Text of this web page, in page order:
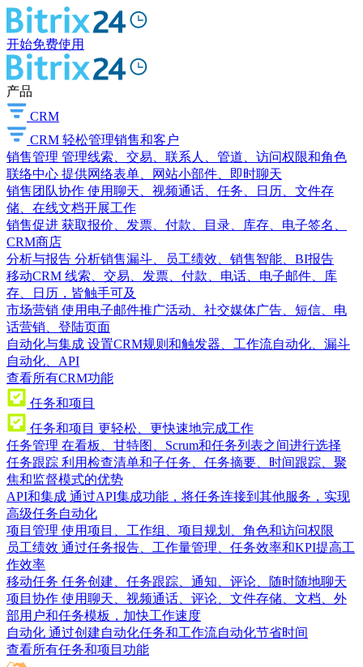
开始免费使用
产品
CRM
CRM 轻松管理销售和客户
销售管理 管理线索、交易、联系人、管道、访问权限和角色
联络中心 提供网络表单、网站小部件、即时聊天
销售团队协作 使用聊天、视频通话、任务、日历、文件存
储、在线文档开展工作
销售促进 获取报价、发票、付款、目录、库存、电子签名、
CRM商店
分析与报告 分析销售漏斗、员工绩效、销售智能、BI报告
移动CRM 线索、交易、发票、付款、电话、电子邮件、库
存、日历，皆触手可及
市场营销 使用电子邮件推广活动、社交媒体广告、短信、电
话营销、登陆页面
自动化与集成 设置CRM规则和触发器、工作流自动化、漏斗
自动化、API
查看所有CRM功能
任务和项目
任务和项目 更轻松、更快速地完成工作
任务管理 在看板、甘特图、Scrum和任务列表之间进行选择
任务跟踪 利用检查清单和子任务、任务摘要、时间跟踪、聚
焦和监督模式的优势
API和集成 通过API集成功能，将任务连接到其他服务，实现
高级任务自动化
项目管理 使用项目、工作组、项目规划、角色和访问权限
员工绩效 通过任务报告、工作量管理、任务效率和KPI提高工
作效率
移动任务 任务创建、任务跟踪、通知、评论、随时随地聊天
项目协作 使用聊天、视频通话、评论、文件存储、文档、外
部用户和任务模板，加快工作速度
自动化 通过创建自动化任务和工作流自动化节省时间
查看所有任务和项目功能